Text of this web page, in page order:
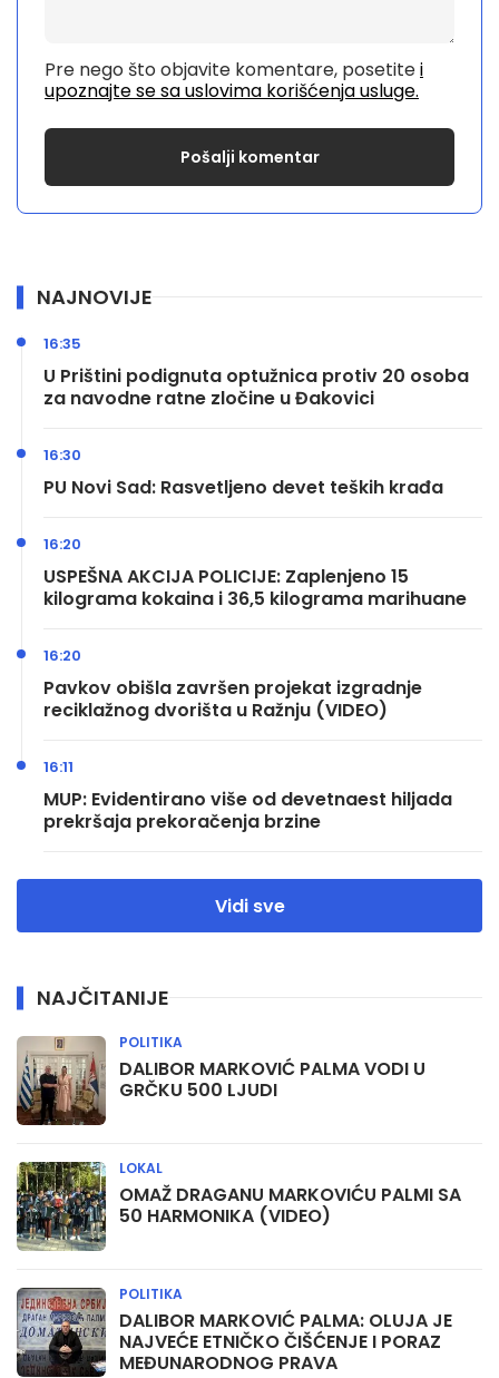
Pre nego što objavite komentare, posetitei
upoznajte se sa uslovima korišćenja usluge.
NAJNOVIJE
U Prištini podignuta optužnica protiv 20 osoba
za navodne ratne zločine u Đakovici
16:35
PU Novi Sad: Rasvetljeno devet teških krađa
16:30
USPEŠNA AKCIJA POLICIJE: Zaplenjeno 15
kilograma kokaina i 36,5 kilograma marihuane
16:20
Pavkov obišla završen projekat izgradnje
reciklažnog dvorišta u Ražnju (VIDEO)
16:20
MUP: Evidentirano više od devetnaest hiljada
prekršaja prekoračenja brzine
16:11
Vidi sve
NAJČITANIJE
DALIBOR MARKOVIĆ PALMA VODI U
GRČKU 500 LJUDI
POLITIKA
OMAŽ DRAGANU MARKOVIĆU PALMI SA
50 HARMONIKA (VIDEO)
LOKAL
DALIBOR MARKOVIĆ PALMA: OLUJA JE
NAJVEĆE ETNIČKO ČIŠĆENJE I PORAZ
MEĐUNARODNOG PRAVA
POLITIKA